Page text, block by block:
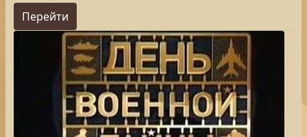
Перейти